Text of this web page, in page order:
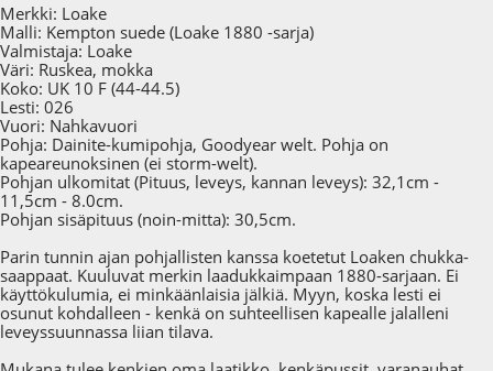
Merkki: Loake
Malli: Kempton suede (Loake 1880 -sarja)
Valmistaja: Loake
Väri: Ruskea, mokka
Koko: UK 10 F (44-44.5)
Lesti: 026
Vuori: Nahkavuori
Pohja: Dainite-kumipohja, Goodyear welt. Pohja on
kapeareunoksinen (ei storm-welt).
Pohjan ulkomitat (Pituus, leveys, kannan leveys): 32,1cm -
11,5cm - 8.0cm.
Pohjan sisäpituus (noin-mitta): 30,5cm.
Parin tunnin ajan pohjallisten kanssa koetetut Loaken chukka-
saappaat. Kuuluvat merkin laadukkaimpaan 1880-sarjaan. Ei
käyttökulumia, ei minkäänlaisia jälkiä. Myyn, koska lesti ei
osunut kohdalleen - kenkä on suhteellisen kapealle jalalleni
leveyssuunnassa liian tilava.